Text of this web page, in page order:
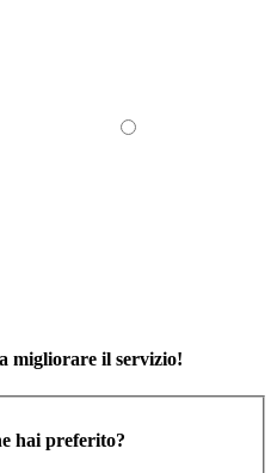
migliorare il servizio!
hai preferito?